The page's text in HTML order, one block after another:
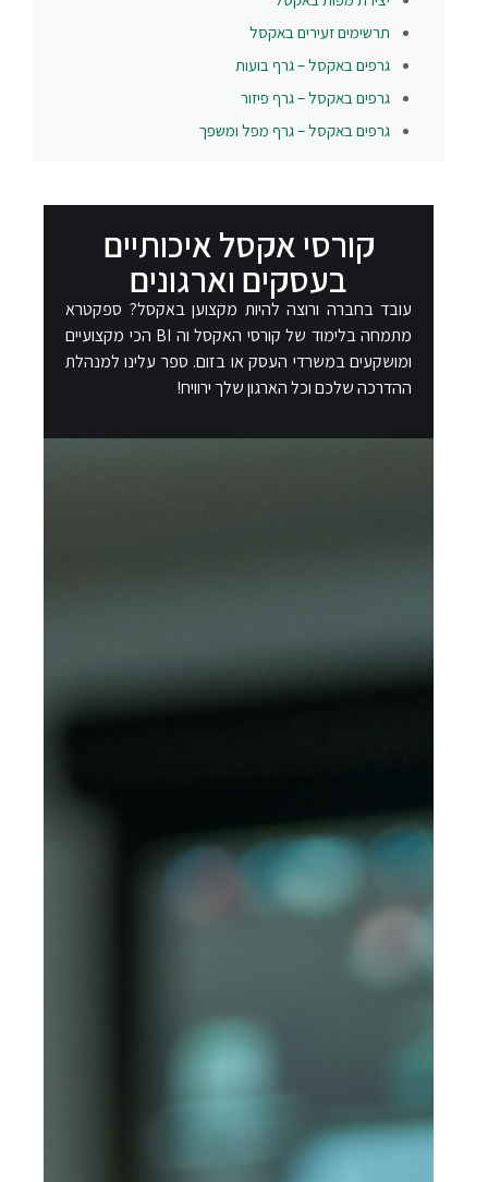
תרשימים זעירים באקסל
גרפים באקסל – גרף בועות
גרפים באקסל – גרף פיזור
גרפים באקסל – גרף מפל ומשפך
קורסי אקסל איכותיים
בעסקים וארגונים​
עובד בחברה ורוצה להיות מקצוען באקסל? ספקטרא
מתמחה בלימוד של קורסי האקסל וה BI הכי מקצועיים
ומושקעים במשרדי העסק או בזום. ספר עלינו למנהלת
ההדרכה שלכם וכל הארגון שלך ירוויח!